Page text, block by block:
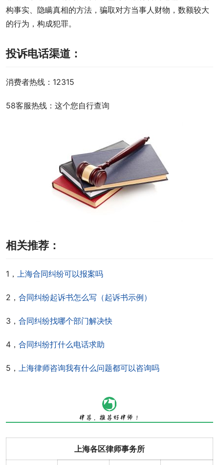
构事实、隐瞒真相的方法，骗取对方当事人财物，数额较大
的行为，构成犯罪。
投诉电话渠道：
消费者热线：12315
58客服热线：这个您自行查询
相关推荐：
1， 上海合同纠纷可以报案吗
2， 合同纠纷起诉书怎么写（起诉书示例）
3， 合同纠纷找哪个部门解决快
4， 合同纠纷打什么电话求助
5， 上海律师咨询我有什么问题都可以咨询吗
上海各区律师事务所